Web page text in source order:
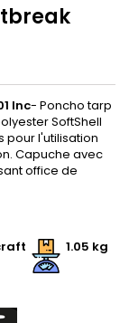
Inc- Poncho tarp
SoftShell
l'utilisation
Capuche avec
office de
1.05 kg